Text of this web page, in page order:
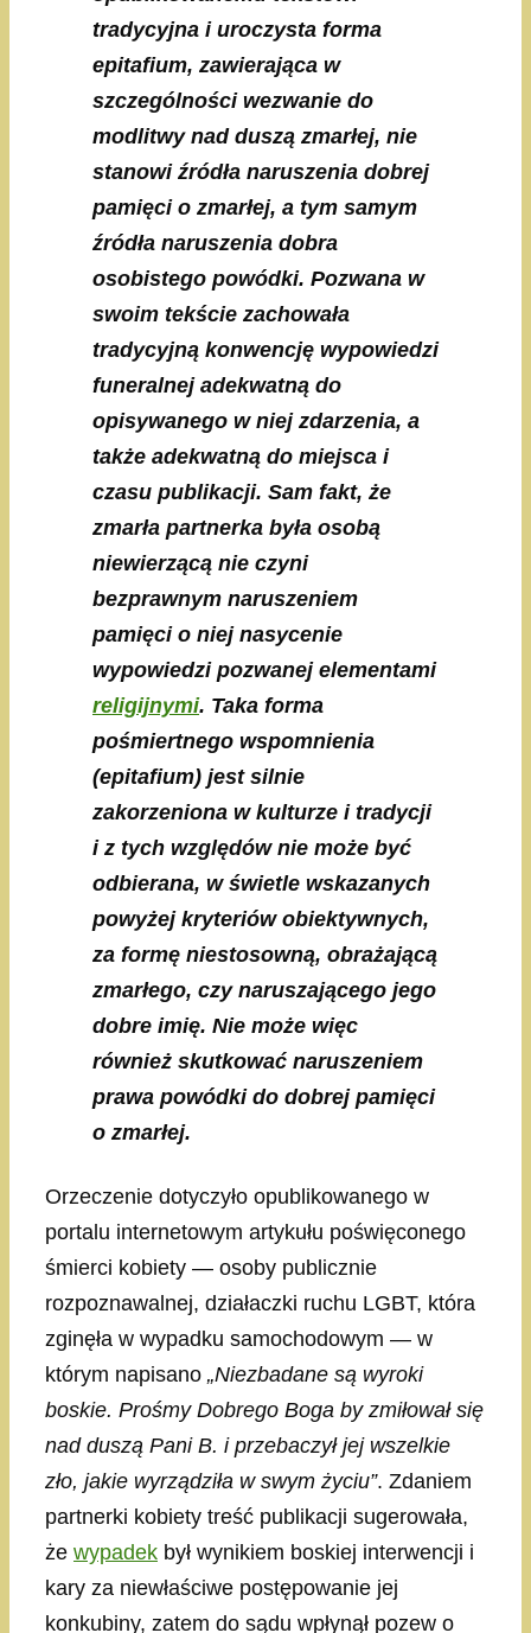
tradycyjna i uroczysta forma
epitafium, zawierająca w
szczególności wezwanie do
modlitwy nad duszą zmarłej, nie
stanowi źródła naruszenia dobrej
pamięci o zmarłej, a tym samym
źródła naruszenia dobra
osobistego powódki. Pozwana w
swoim tekście zachowała
tradycyjną konwencję wypowiedzi
funeralnej adekwatną do
opisywanego w niej zdarzenia, a
także adekwatną do miejsca i
czasu publikacji. Sam fakt, że
zmarła partnerka była osobą
niewierzącą nie czyni
bezprawnym naruszeniem
pamięci o niej nasycenie
wypowiedzi pozwanej elementami
religijnymi. Taka forma
pośmiertnego wspomnienia
(epitafium) jest silnie
zakorzeniona w kulturze i tradycji
i z tych względów nie może być
odbierana, w świetle wskazanych
powyżej kryteriów obiektywnych,
za formę niestosowną, obrażającą
zmarłego, czy naruszającego jego
dobre imię. Nie może więc
również skutkować naruszeniem
prawa powódki do dobrej pamięci
o zmarłej.
Orzeczenie dotyczyło opublikowanego w
portalu internetowym artykułu poświęconego
śmierci kobiety — osoby publicznie
rozpoznawalnej, działaczki ruchu LGBT, która
zginęła w wypadku samochodowym — w
którym napisano „Niezbadane są wyroki
boskie. Prośmy Dobrego Boga by zmiłował się
nad duszą Pani B. i przebaczył jej wszelkie
zło, jakie wyrządziła w swym życiu”. Zdaniem
partnerki kobiety treść publikacji sugerowała,
że wypadek był wynikiem boskiej interwencji i
kary za niewłaściwe postępowanie jej
konkubiny, zatem do sądu wpłynął pozew o